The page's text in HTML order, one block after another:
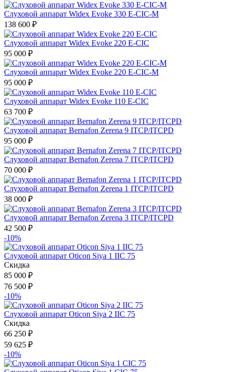
Слуховой аппарат Widex Evoke 330 E-CIC-M
138 600 ₽
Слуховой аппарат Widex Evoke 220 E-CIC
95 000 ₽
Слуховой аппарат Widex Evoke 220 E-CIC-M
95 000 ₽
Слуховой аппарат Widex Evoke 110 E-CIC
63 700 ₽
Слуховой аппарат Bernafon Zerena 9 ITCP/ITCPD
95 000 ₽
Слуховой аппарат Bernafon Zerena 7 ITCP/ITCPD
70 000 ₽
Слуховой аппарат Bernafon Zerena 1 ITCP/ITCPD
38 000 ₽
Слуховой аппарат Bernafon Zerena 3 ITCP/ITCPD
42 500 ₽
-10%
Слуховой аппарат Oticon Siya 1 IIC 75
Скидка
85 000 ₽
76 500 ₽
-10%
Слуховой аппарат Oticon Siya 2 IIC 75
Скидка
66 250 ₽
59 625 ₽
-10%